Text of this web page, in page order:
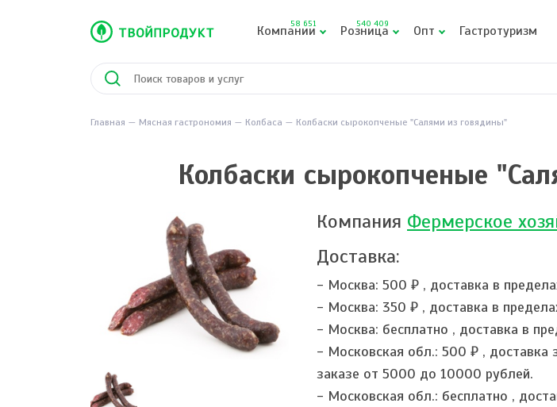
Компании
58 651 Розница
540 409 Опт Гастротуризм
Главная Мясная гастрономия Колбаса Колбаски сырокопченые "Салями из говядины"
Колбаски сырокопченые
Компания Фермерское
Доставка:
- Москва: 500 ₽ , доставка в
- Москва: 350 ₽ , доставка в
- Москва: бесплатно , доставка в
- Московская обл.: 500 ₽ , доставка
заказе от 5000 до 10000 рублей.
- Московская обл.: бесплатно ,